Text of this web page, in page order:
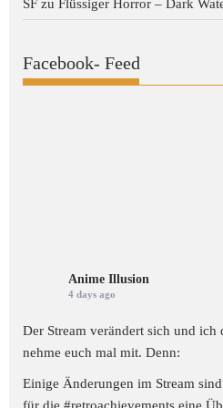
SF zu Flüssiger Horror – Dark
Facebook- Feed
Anime Illusion
4 days ago
Der Stream verändert sich und ich
nehme euch mal mit. Denn:
Einige Änderungen im Stream